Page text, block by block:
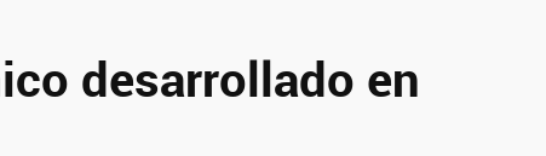
desarrollado en